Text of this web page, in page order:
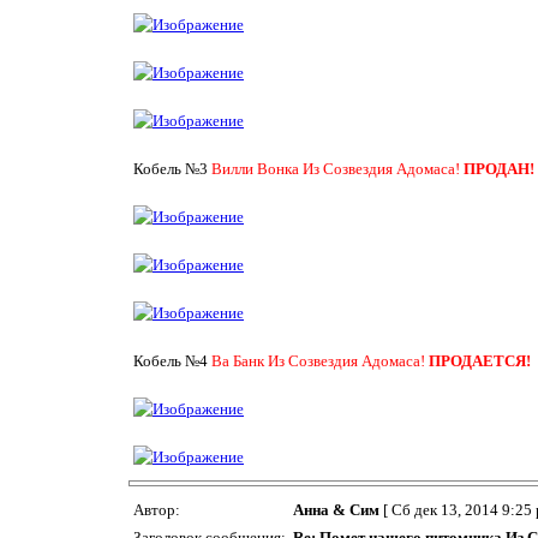
Кобель №3 Вилли Вонка Из Созвездия Адомаса! ПРОДАН!
Кобель №4 Ва Банк Из Созвездия Адомаса! ПРОДАЕТСЯ!
Автор: Анна & Сим [ Сб дек 13, 2014 9:25